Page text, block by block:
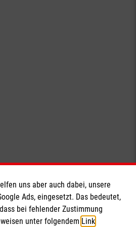
uns aber auch dabei, unsere
Ads, eingesetzt. Das bedeutet,
bei fehlender Zustimmung
unter folgendem Link